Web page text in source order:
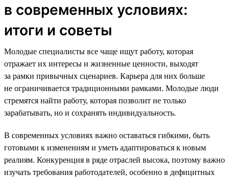
в современных условиях:
итоги и советы
Молодые специалисты все чаще ищут работу, которая
отражает их интересы и жизненные ценности, выходят
за рамки привычных сценариев. Карьера для них больше
не ограничивается традиционными рамками. Молодые люди
стремятся найти работу, которая позволит не только
зарабатывать, но и сохранять индивидуальность.
В современных условиях важно оставаться гибкими, быть
готовыми к изменениям и уметь адаптироваться к новым
реалиям. Конкуренция в ряде отраслей высока, поэтому важно
изучать требования работодателей, особенно в дефицитных